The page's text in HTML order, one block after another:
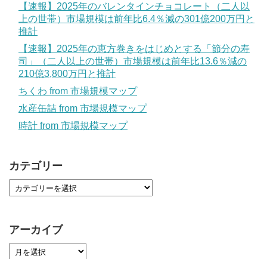
【速報】2025年のバレンタインチョコレート（二人以
上の世帯）市場規模は前年比6.4％減の301億200万円と
推計
【速報】2025年の恵方巻きをはじめとする「節分の寿
司」（二人以上の世帯）市場規模は前年比13.6％減の
210億3,800万円と推計
ちくわ from 市場規模マップ
水産缶詰 from 市場規模マップ
時計 from 市場規模マップ
カテゴリー
アーカイブ